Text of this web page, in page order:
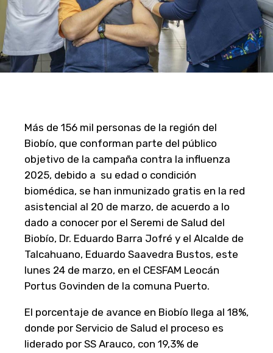
Más de 156 mil personas de la región del
Biobío, que conforman parte del público
objetivo de la campaña contra la influenza
2025, debido a su edad o condición
biomédica, se han inmunizado gratis en la red
asistencial al 20 de marzo, de acuerdo a lo
dado a conocer por el Seremi de Salud del
Biobío, Dr. Eduardo Barra Jofré y el Alcalde de
Talcahuano, Eduardo Saavedra Bustos, este
lunes 24 de marzo, en el CESFAM Leocán
Portus Govinden de la comuna Puerto.
El porcentaje de avance en Biobío llega al 18%,
donde por Servicio de Salud el proceso es
liderado por SS Arauco, con 19,3% de